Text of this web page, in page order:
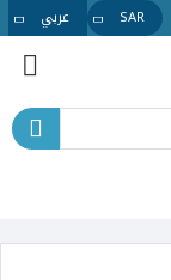
SAR عربي